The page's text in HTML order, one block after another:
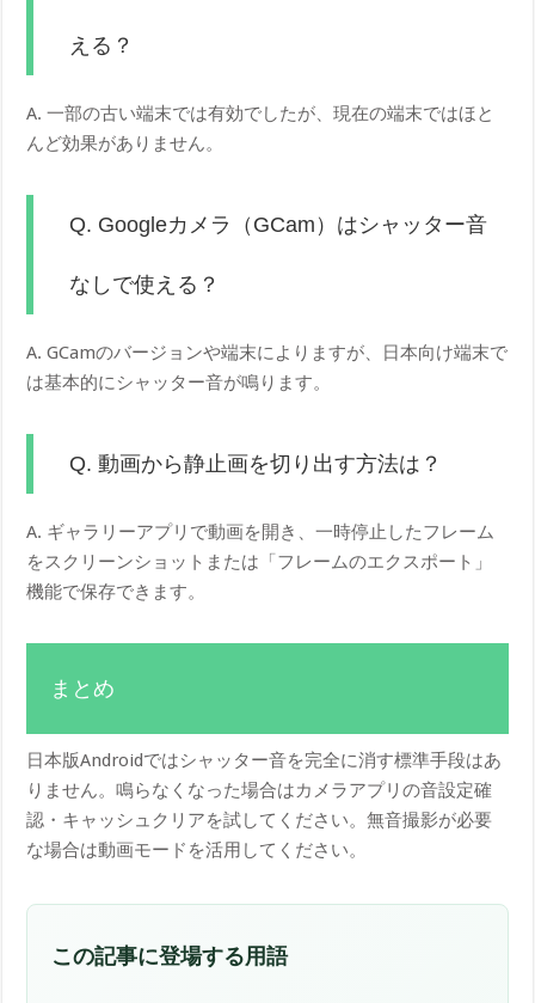
える？
A. 一部の古い端末では有効でしたが、現在の端末ではほと
んど効果がありません。
Q. Googleカメラ（GCam）はシャッター音
なしで使える？
A. GCamのバージョンや端末によりますが、日本向け端末で
は基本的にシャッター音が鳴ります。
Q. 動画から静止画を切り出す方法は？
A. ギャラリーアプリで動画を開き、一時停止したフレーム
をスクリーンショットまたは「フレームのエクスポート」
機能で保存できます。
まとめ
日本版Androidではシャッター音を完全に消す標準手段はあ
りません。鳴らなくなった場合はカメラアプリの音設定確
認・キャッシュクリアを試してください。無音撮影が必要
な場合は動画モードを活用してください。
この記事に登場する用語